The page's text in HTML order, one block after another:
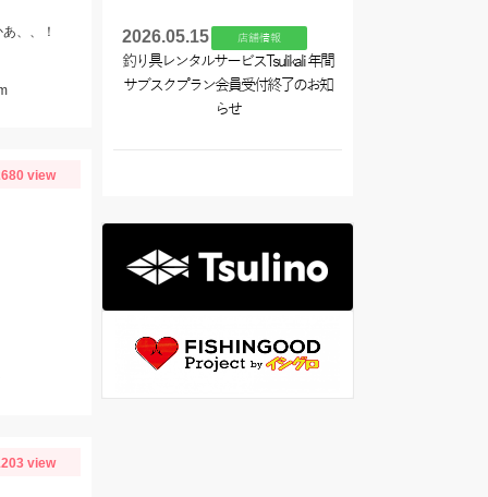
、、！
view
view
2026.05.15 店舗情報
釣り具レンタルサービスTsulikali 年間
サブスクプラン会員受付終了のお知
らせ